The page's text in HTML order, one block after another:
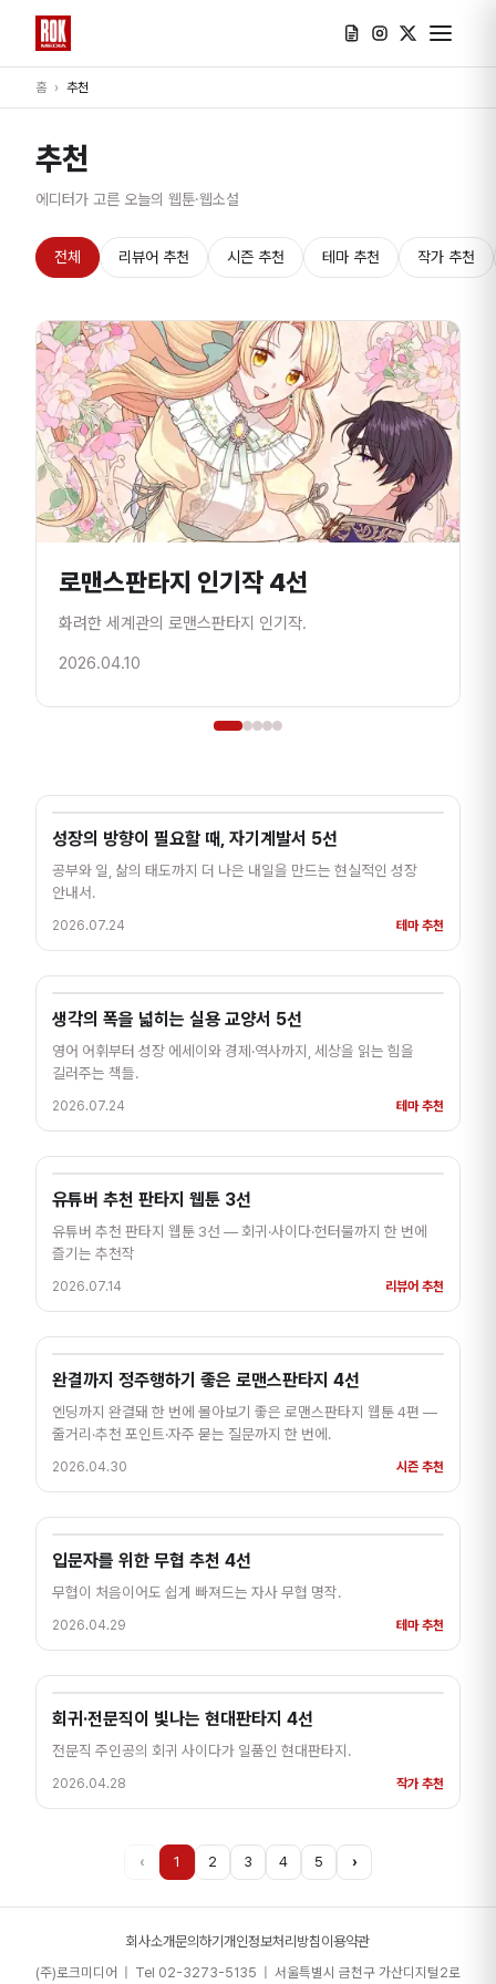
홈 › 추천
추천
에디터가 고른 오늘의 웹툰·웹소설
전체 리뷰어 추천 시즌 추천 테마 추천 작가 추천
로맨스판타지 인기작 4선
화려한 세계관의 로맨스판타지 인기작.
2026.04.10
성장의 방향이 필요할 때, 자기계발서 5선
공부와 일, 삶의 태도까지 더 나은 내일을 만드는 현실적인 성장
안내서.
2026.07.24 테마 추천
생각의 폭을 넓히는 실용 교양서 5선
영어 어휘부터 성장 에세이와 경제·역사까지, 세상을 읽는 힘을
길러주는 책들.
2026.07.24 테마 추천
유튜버 추천 판타지 웹툰 3선
유튜버 추천 판타지 웹툰 3선 — 회귀·사이다·헌터물까지 한 번에
즐기는 추천작
2026.07.14 리뷰어 추천
완결까지 정주행하기 좋은 로맨스판타지 4선
엔딩까지 완결돼 한 번에 몰아보기 좋은 로맨스판타지 웹툰 4편 —
줄거리·추천 포인트·자주 묻는 질문까지 한 번에.
2026.04.30 시즌 추천
입문자를 위한 무협 추천 4선
무협이 처음이어도 쉽게 빠져드는 자사 무협 명작.
2026.04.29 테마 추천
회귀·전문직이 빛나는 현대판타지 4선
전문직 주인공의 회귀 사이다가 일품인 현대판타지.
2026.04.28 작가 추천
‹ 1 2 3 4 5 ›
회사소개문의하기 개인정보처리방침 이용약관
(주)로크미디어 | Tel 02-3273-5135 | 서울특별시 금천구 가산디지털2로